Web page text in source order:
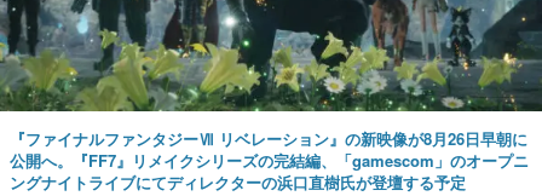
『ファイナルファンタジーⅦ リベレーション』の新映像が8月26日早朝に
公開へ。『FF7』リメイクシリーズの完結編、「gamescom」のオープニ
ングナイトライブにてディレクターの浜口直樹氏が登壇する予定